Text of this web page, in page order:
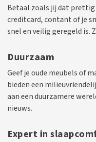
Betaal zoals jij dat
creditcard, contant of je
snel en veilig geregeld is.
Duurzaam
Geef je oude meubels of
bieden een
aan een duurzamere
nieuws.
Expert in